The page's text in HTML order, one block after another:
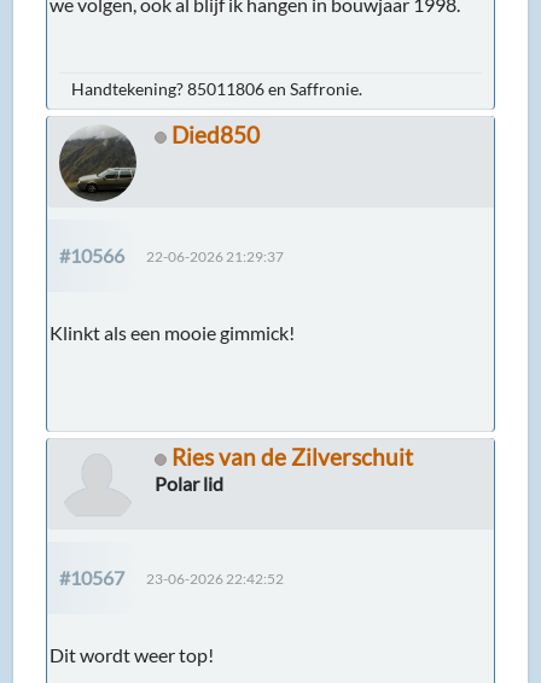
Handtekening? 85011806 en Saffronie.
Died850
#10566 22-06-2026 21:29:37
Klinkt als een mooie gimmick!
Ries van de Zilverschuit
Polar lid
#10567 23-06-2026 22:42:52
Dit wordt weer top!